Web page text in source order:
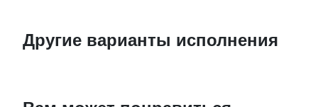
Другие варианты исполнения